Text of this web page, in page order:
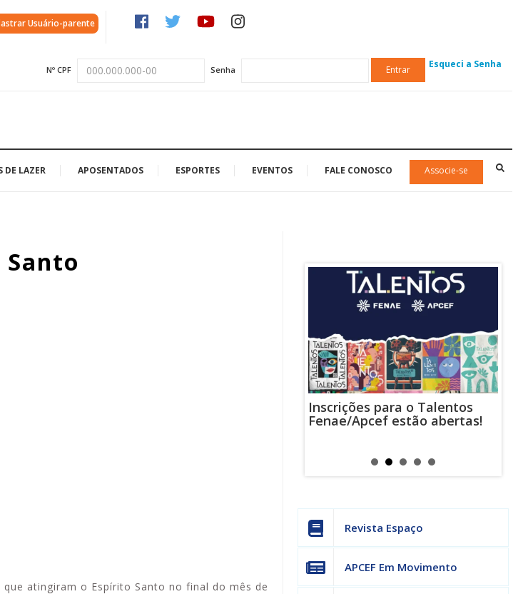
Usuário-parente
Nº CPF Senha Entrar Esqueci a Senha
DE LAZER APOSENTADOS ESPORTES EVENTOS FALE CONOSCO Associe-se
Santo
atingiram o Espírito Santo no final do mês de
Inscrições para o Talentos
Fenae/Apcef estão abertas!
Revista Espaço
APCEF Em Movimento